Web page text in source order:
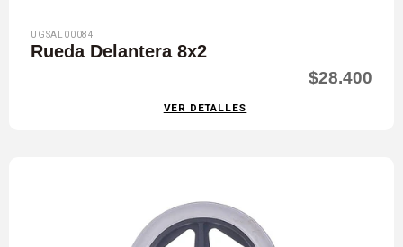
UGSAL00084
Rueda Delantera 8x2
$28.400
VER DETALLES